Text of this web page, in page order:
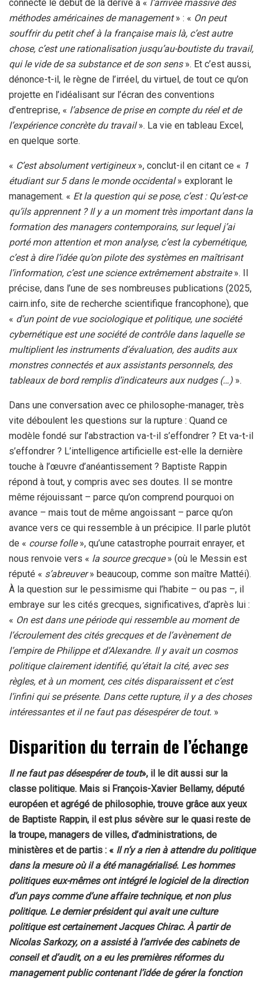
connecte le début de la dérive à « l’arrivée massive des
méthodes américaines de management» : « On peut
souffrir du petit chef à la française mais là, c’est autre
chose, c’est une rationalisation jusqu’au-boutiste du travail,
qui le vide de sa substance et de son sens ». Et c’est aussi,
dénonce-t-il, le règne de l’irréel, du virtuel, de tout ce qu’on
projette en l’idéalisant sur l’écran des conventions
d’entreprise, « l’absence de prise en compte du réel et de
l’expérience concrète du travail». La vie en tableau Excel,
en quelque sorte.
« C’est absolument vertigineux», conclut-il en citant ce « 1
étudiant sur 5 dans le monde occidental» explorant le
management. « Et la question qui se pose, c’est : Qu’est-ce
qu’ils apprennent ? Il y a un moment très important dans la
formation des managers contemporains, sur lequel j’ai
porté mon attention et mon analyse, c’est la cybernétique,
c’est à dire l’idée qu’on pilote des systèmes en maîtrisant
l’information, c’est une science extrêmement abstraite». Il
précise, dans l’une de ses nombreuses publications (2025,
cairn.info, site de recherche scientifique francophone), que
« d’un point de vue sociologique et politique, une société
cybernétique est une société de contrôle dans laquelle se
multiplient les instruments d’évaluation, des audits aux
monstres connectés et aux assistants personnels, des
tableaux de bord remplis d’indicateurs aux nudges (…) ».
Dans une conversation avec ce philosophe-manager, très
vite déboulent les questions sur la rupture : Quand ce
modèle fondé sur l’abstraction va-t-il s’effondrer ? Et va-t-il
s’effondrer ? L’intelligence artificielle est-elle la dernière
touche à l’œuvre d’anéantissement ? Baptiste Rappin
répond à tout, y compris avec ses doutes. Il se montre
même réjouissant – parce qu’on comprend pourquoi on
avance – mais tout de même angoissant – parce qu’on
avance vers ce qui ressemble à un précipice. Il parle plutôt
de « course folle», qu’une catastrophe pourrait enrayer, et
nous renvoie vers « la source grecque» (où le Messin est
réputé « s’abreuver» beaucoup, comme son maître Mattéi).
À la question sur le pessimisme qui l’habite – ou pas –, il
embraye sur les cités grecques, significatives, d’après lui :
« On est dans une période qui ressemble au moment de
l’écroulement des cités grecques et de l’avènement de
l’empire de Philippe et d’Alexandre. Il y avait un cosmos
politique clairement identifié, qu’était la cité, avec ses
règles, et à un moment, ces cités disparaissent et c’est
l’infini qui se présente. Dans cette rupture, il y a des choses
intéressantes et il ne faut pas désespérer de tout. »
Disparition du terrain de l’échange
Il ne faut pas désespérer de tout», il le dit aussi sur la
classe politique. Mais si François-Xavier Bellamy, député
européen et agrégé de philosophie, trouve grâce aux yeux
de Baptiste Rappin, il est plus sévère sur le quasi reste de
la troupe, managers de villes, d’administrations, de
ministères et de partis : « Il n’y a rien à attendre du politique
dans la mesure où il a été managérialisé. Les hommes
politiques eux-mêmes ont intégré le logiciel de la direction
d’un pays comme d’une affaire technique, et non plus
politique. Le dernier président qui avait une culture
politique est certainement Jacques Chirac. À partir de
Nicolas Sarkozy, on a assisté à l’arrivée des cabinets de
conseil et d’audit, on a eu les premières réformes du
management public contenant l’idée de gérer la fonction